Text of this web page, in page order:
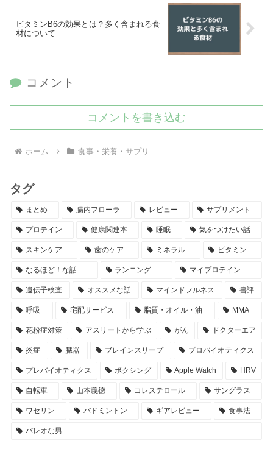
ビタミンB6の効果とは？多く含まれる食
材について
コメント
コメントを書き込む
ホーム 食事・栄養・サプリ
タグ
まとめ 腸内フローラ レビュー サプリメント
プロテイン 健康関連本 睡眠 気をつけたい話
スキンケア 歯のケア ミネラル ビタミン
なるほど！な話 ランニング マイプロテイン
遺伝子検査 オススメな話 マインドフルネス 書評
呼吸 宅配サービス 脂質・オイル・油 MMA
花粉症対策 アスリートから学ぶ がん ドクターエア
炎症 臓器 ブレインスリープ プロバイオティクス
プレバイオティクス ボクシング Apple Watch HRV
自転車 山本義徳 コレステロール サングラス
ワセリン バドミントン ギアレビュー 食事法
パレオな男